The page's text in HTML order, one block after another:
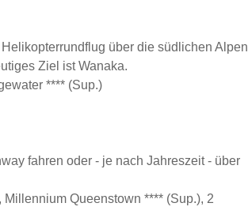
über die südlichen Alpen
Ziel ist Wanaka.
**** (Sup.)
fahren oder - je nach Jahreszeit - über
Queenstown **** (Sup.), 2